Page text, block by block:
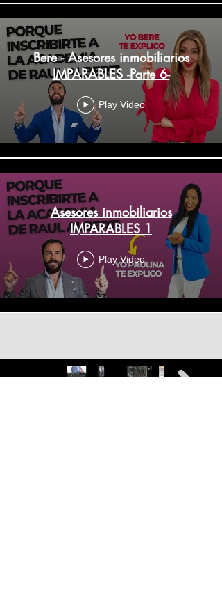
Bere - Asesores inmobiliarios
IMPARABLES -Parte 6-
Play Video
Asesores inmobiliarios
IMPARABLES 1
Play Video